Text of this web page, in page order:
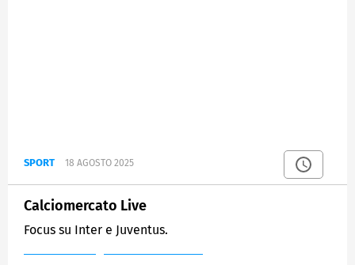
SPORT 18 AGOSTO 2025
Calciomercato Live
Focus su Inter e Juventus.